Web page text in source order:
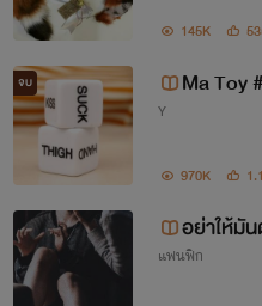
145K
จบ Ma Toy
Y
970K
อย่าให้มั
ว จบ]
แฟนฟิก